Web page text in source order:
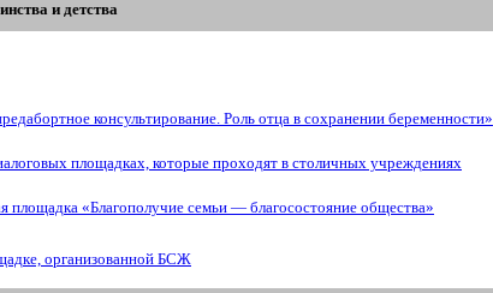
и детства
консультирование. Роль отца в сохранении беременности»
площадках, которые проходят в столичных учреждениях
площадка «Благополучие семьи — благосостояние общества»
организованной БСЖ